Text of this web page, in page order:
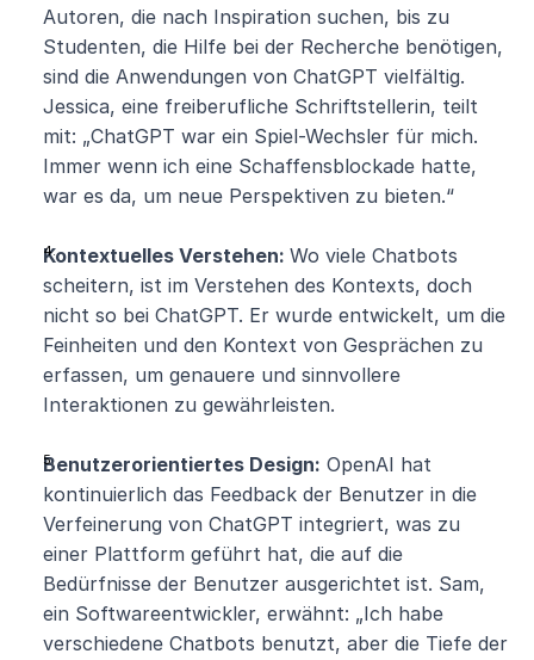
Autoren, die nach Inspiration suchen, bis zu
Studenten, die Hilfe bei der Recherche benötigen,
sind die Anwendungen von ChatGPT vielfältig.
Jessica, eine freiberufliche Schriftstellerin, teilt
mit: „ChatGPT war ein Spiel-Wechsler für mich.
Immer wenn ich eine Schaffensblockade hatte,
war es da, um neue Perspektiven zu bieten.“
Kontextuelles Verstehen: Wo viele Chatbots
scheitern, ist im Verstehen des Kontexts, doch
nicht so bei ChatGPT. Er wurde entwickelt, um die
Feinheiten und den Kontext von Gesprächen zu
erfassen, um genauere und sinnvollere
Interaktionen zu gewährleisten.
Benutzerorientiertes Design: OpenAI hat
kontinuierlich das Feedback der Benutzer in die
Verfeinerung von ChatGPT integriert, was zu
einer Plattform geführt hat, die auf die
Bedürfnisse der Benutzer ausgerichtet ist. Sam,
ein Softwareentwickler, erwähnt: „Ich habe
verschiedene Chatbots benutzt, aber die Tiefe der